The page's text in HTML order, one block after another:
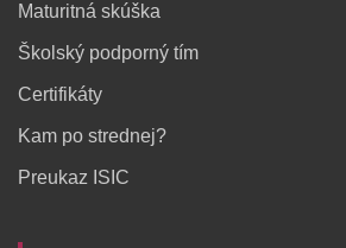
Maturitná skúška
Školský podporný tím
Certifikáty
Kam po strednej?
Preukaz ISIC